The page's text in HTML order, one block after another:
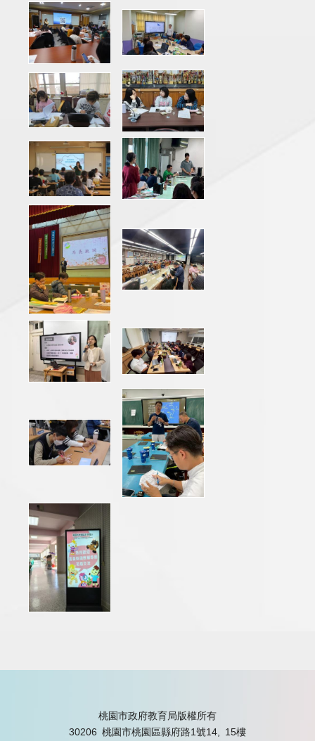
桃園市政府教育局版權所有
30206 桃園市桃園區縣府路1號14, 15樓